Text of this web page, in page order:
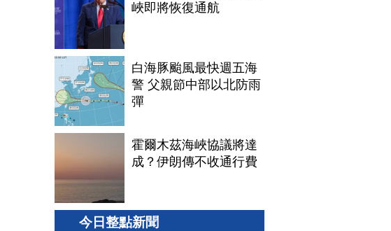
峽即將恢復通航
白海豚颱風最快週五海
警 父親節中部以北防雨
彈
霍爾木茲海峽協議將達
成？伊朗傳不收通行費
今日整點新聞